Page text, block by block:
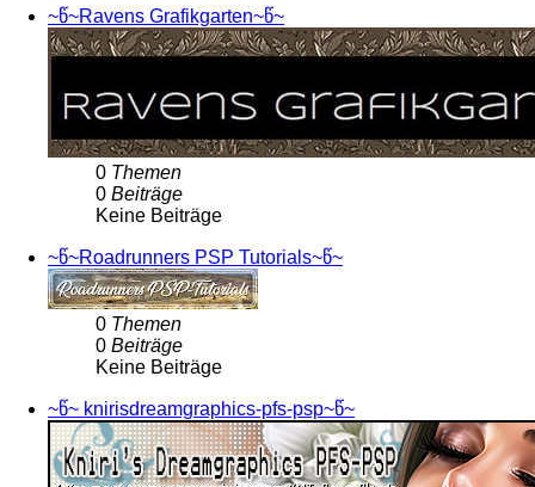
~წ~Ravens Grafikgarten~წ~
0 Themen
0 Beiträge
Keine Beiträge
~წ~Roadrunners PSP Tutorials~წ~
0 Themen
0 Beiträge
Keine Beiträge
~წ~ knirisdreamgraphics-pfs-psp~წ~